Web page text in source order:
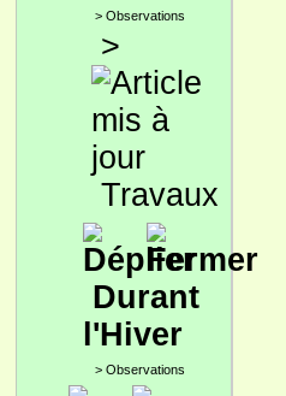
> Observations
>
Travaux
Durant
l'Hiver
> Observations